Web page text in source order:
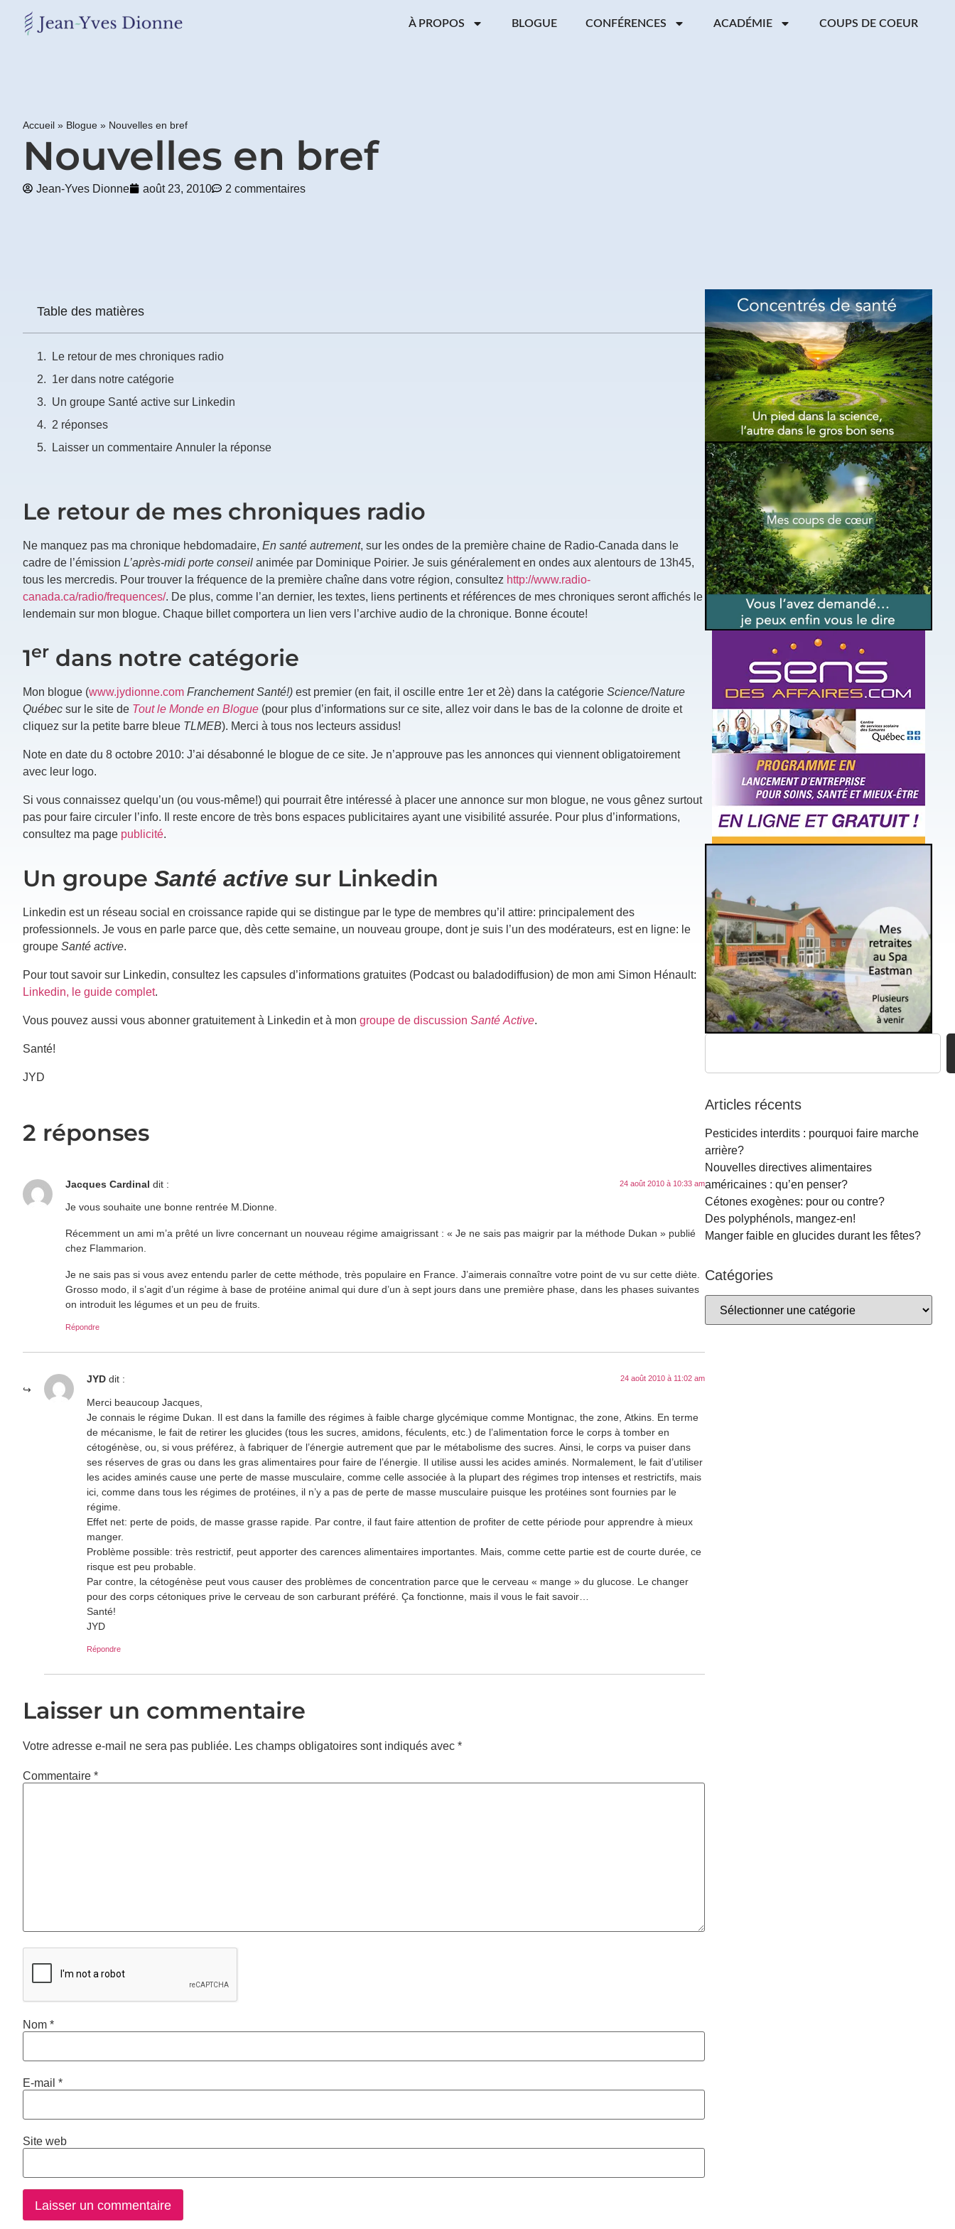
À PROPOS BLOGUE CONFÉRENCES ACADÉMIE COUPS DE COEUR
Accueil » Blogue » Nouvelles en bref
Nouvelles en bref
Jean-Yves Dionne août 23, 2010 2 commentaires
Table des matières
Le retour de mes chroniques radio
1er dans notre catégorie
Un groupe Santé active sur Linkedin
2 réponses
Laisser un commentaire Annuler la réponse
Le retour de mes chroniques radio
Ne manquez pas ma chronique hebdomadaire, En santé autrement, sur les ondes de la première chaine de Radio-Canada dans le
cadre de l’émission L’après-midi porte conseilanimée par Dominique Poirier. Je suis généralement en ondes aux alentours de 13h45,
tous les mercredis. Pour trouver la fréquence de la première chaîne dans votre région, consultez http://www.radio-
canada.ca/radio/frequences/. De plus, comme l’an dernier, les textes, liens pertinents et références de mes chroniques seront affichés le
lendemain sur mon blogue. Chaque billet comportera un lien vers l’archive audio de la chronique. Bonne écoute!
1er dans notre catégorie
Mon blogue (www.jydionne.comFranchement Santé!)est premier (en fait, il oscille entre 1er et 2è) dans la catégorieScience/Nature
Québecsur le site de Tout le Monde en Blogue (pour plus d’informations sur ce site, allez voir dans le bas de la colonne de droite et
cliquez sur la petite barre bleue TLMEB). Merci à tous nos lecteurs assidus!
Note en date du 8 octobre 2010: J’ai désabonné le blogue de ce site. Je n’approuve pas les annonces qui viennent obligatoirement
avec leur logo.
Si vous connaissez quelqu’un (ou vous-même!) qui pourrait être intéressé à placer une annonce sur mon blogue, ne vous gênez surtout
pas pour faire circuler l’info. Il reste encore de très bons espaces publicitaires ayant une visibilité assurée. Pour plus d’informations,
consultez ma page publicité.
Un groupe Santé active sur Linkedin
Linkedin est un réseau social en croissance rapide qui se distingue par le type de membres qu’il attire: principalement des
professionnels. Je vous en parle parce que, dès cette semaine, un nouveau groupe, dont je suis l’un des modérateurs, est en ligne: le
groupeSanté active.
Pour tout savoir sur Linkedin, consultez les capsules d’informations gratuites (Podcast ou baladodiffusion) de mon ami Simon Hénault:
Linkedin, le guide complet.
Vous pouvez aussi vous abonner gratuitement à Linkedin et à mon groupe de discussion Santé Active.
Santé!
JYD
2 réponses
Jacques Cardinal dit : 24 août 2010 à 10:33 am
Je vous souhaite une bonne rentrée M.Dionne.
Récemment un ami m’a prêté un livre concernant un nouveau régime amaigrissant : « Je ne sais pas maigrir par la méthode Dukan » publié
chez Flammarion.
Je ne sais pas si vous avez entendu parler de cette méthode, très populaire en France. J’aimerais connaître votre point de vu sur cette diète.
Grosso modo, il s’agit d’un régime à base de protéine animal qui dure d’un à sept jours dans une première phase, dans les phases suivantes
on introduit les légumes et un peu de fruits.
Répondre
JYD dit : 24 août 2010 à 11:02 am
Merci beaucoup Jacques,
Je connais le régime Dukan. Il est dans la famille des régimes à faible charge glycémique comme Montignac, the zone, Atkins. En terme
de mécanisme, le fait de retirer les glucides (tous les sucres, amidons, féculents, etc.) de l’alimentation force le corps à tomber en
cétogénèse, ou, si vous préférez, à fabriquer de l’énergie autrement que par le métabolisme des sucres. Ainsi, le corps va puiser dans
ses réserves de gras ou dans les gras alimentaires pour faire de l’énergie. Il utilise aussi les acides aminés. Normalement, le fait d’utiliser
les acides aminés cause une perte de masse musculaire, comme celle associée à la plupart des régimes trop intenses et restrictifs, mais
ici, comme dans tous les régimes de protéines, il n’y a pas de perte de masse musculaire puisque les protéines sont fournies par le
régime.
Effet net: perte de poids, de masse grasse rapide. Par contre, il faut faire attention de profiter de cette période pour apprendre à mieux
manger.
Problème possible: très restrictif, peut apporter des carences alimentaires importantes. Mais, comme cette partie est de courte durée, ce
risque est peu probable.
Par contre, la cétogénèse peut vous causer des problèmes de concentration parce que le cerveau « mange » du glucose. Le changer
pour des corps cétoniques prive le cerveau de son carburant préféré. Ça fonctionne, mais il vous le fait savoir…
Santé!
JYD
Répondre
Laisser un commentaire
Votre adresse e-mail ne sera pas publiée. Les champs obligatoires sont indiqués avec*
Commentaire*
Nom*
E-mail *
Site web
Articles récents
Pesticides interdits : pourquoi faire marche
arrière?
Nouvelles directives alimentaires
américaines : qu’en penser?
Cétones exogènes: pour ou contre?
Des polyphénols, mangez-en!
Manger faible en glucides durant les fêtes?
Catégories
Obtenez
gratuitement
mon
"BONS
infolettre.
Prénom
Courriel
Vous
en
tout
Je
m'abonne
!